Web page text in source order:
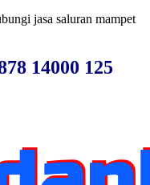
jasa saluran mampet
14000 125